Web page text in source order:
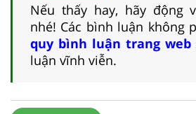
Nếu thấy hay, hãy động
nhé! Các bình luận không
quy bình luận trang web
luận vĩnh viễn.